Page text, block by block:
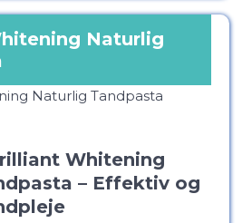
Naturlig
Whitening
– Effektiv og